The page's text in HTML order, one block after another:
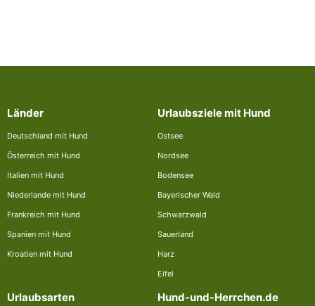
Länder
Deutschland mit Hund
Österreich mit Hund
Italien mit Hund
Niederlande mit Hund
Frankreich mit Hund
Spanien mit Hund
Kroatien mit Hund
Urlaubsziele mit Hund
Ostsee
Nordsee
Bodensee
Bayerischer Wald
Schwarzwald
Sauerland
Harz
Eifel
Urlaubsarten Hund-und-Herrchen.de